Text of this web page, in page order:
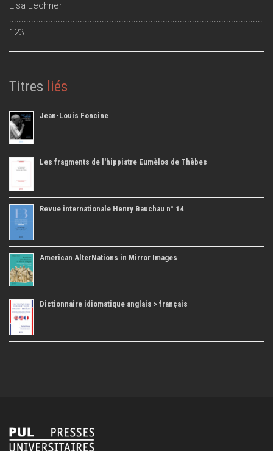
Elsa Lechner
........................................................................................................
123
Titres liés
Jean-Louis Foncine
Les fragments de l'hippiatre Eumèlos de Thèbes
Revue internationale Henry Bauchau n° 14
American AlterNations in Mirror Images
Dictionnaire idiomatique anglais > français